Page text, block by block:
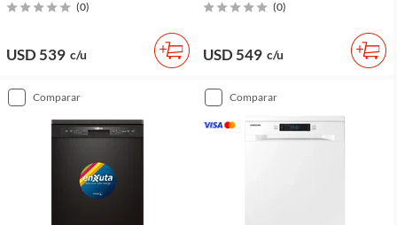
(0)
USD 539 c/u
(0)
USD 549 c/u
comparar comparar